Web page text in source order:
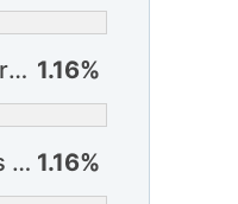
Felipe Anderson (Palmeiras) 1.16%
Richard Ríos (Palmeiras) 1.16%